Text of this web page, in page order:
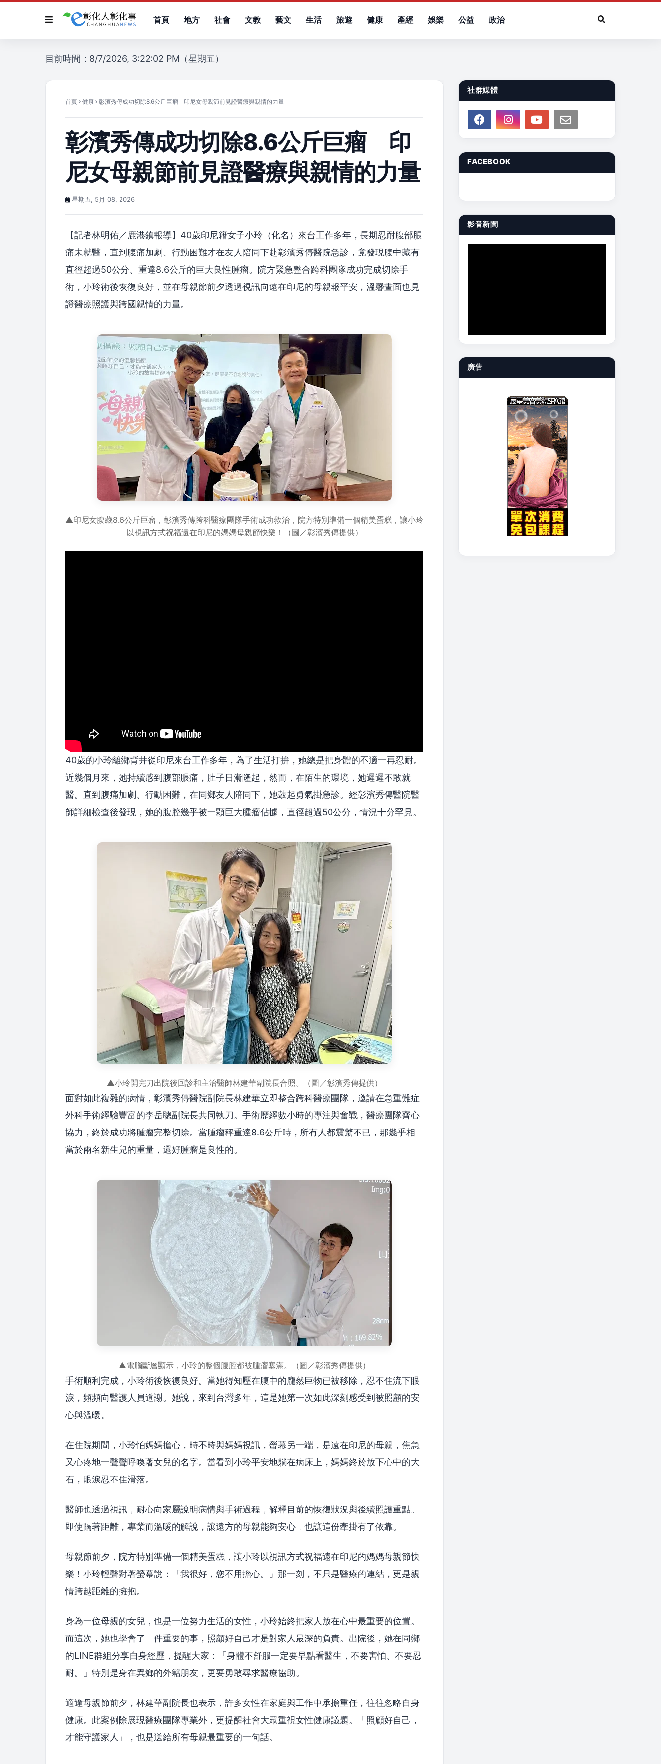
首頁 地方 社會 文教 藝文 生活 旅遊 健康 產經 娛樂 公益 政治
目前時間：8/7/2026, 3:22:02 PM（星期五）
首頁 健康 彰濱秀傳成功切除8.6公斤巨瘤 印尼女母親節前見證醫療與親情的力量
彰濱秀傳成功切除8.6公斤巨瘤 印
尼女母親節前見證醫療與親情的力量
星期五, 5月 08, 2026
【記者林明佑／鹿港鎮報導】40歲印尼籍女子小玲（化名）來台工作多年，長期忍耐腹部脹
痛未就醫，直到腹痛加劇、行動困難才在友人陪同下赴彰濱秀傳醫院急診，竟發現腹中藏有
直徑超過50公分、重達8.6公斤的巨大良性腫瘤。院方緊急整合跨科團隊成功完成切除手
術，小玲術後恢復良好，並在母親節前夕透過視訊向遠在印尼的母親報平安，溫馨畫面也見
證醫療照護與跨國親情的力量。
▲印尼女腹藏8.6公斤巨瘤，彰濱秀傳跨科醫療團隊手術成功救治，院方特別準備一個精美蛋糕，讓小玲
以視訊方式祝福遠在印尼的媽媽母親節快樂！（圖／彰濱秀傳提供）
40歲的小玲離鄉背井從印尼來台工作多年，為了生活打拚，她總是把身體的不適一再忍耐。
近幾個月來，她持續感到腹部脹痛，肚子日漸隆起，然而，在陌生的環境，她遲遲不敢就
醫。直到腹痛加劇、行動困難，在同鄉友人陪同下，她鼓起勇氣掛急診。經彰濱秀傳醫院醫
師詳細檢查後發現，她的腹腔幾乎被一顆巨大腫瘤佔據，直徑超過50公分，情況十分罕見。
▲小玲開完刀出院後回診和主治醫師林建華副院長合照。（圖／彰濱秀傳提供）
面對如此複雜的病情，彰濱秀傳醫院副院長林建華立即整合跨科醫療團隊，邀請在急重難症
外科手術經驗豐富的李岳聰副院長共同執刀。手術歷經數小時的專注與奮戰，醫療團隊齊心
協力，終於成功將腫瘤完整切除。當腫瘤秤重達8.6公斤時，所有人都震驚不已，那幾乎相
當於兩名新生兒的重量，還好腫瘤是良性的。
▲電腦斷層顯示，小玲的整個腹腔都被腫瘤塞滿。（圖／彰濱秀傳提供）
手術順利完成，小玲術後恢復良好。當她得知壓在腹中的龐然巨物已被移除，忍不住流下眼
淚，頻頻向醫護人員道謝。她說，來到台灣多年，這是她第一次如此深刻感受到被照顧的安
心與溫暖。
在住院期間，小玲怕媽媽擔心，時不時與媽媽視訊，螢幕另一端，是遠在印尼的母親，焦急
又心疼地一聲聲呼喚著女兒的名字。當看到小玲平安地躺在病床上，媽媽終於放下心中的大
石，眼淚忍不住滑落。
醫師也透過視訊，耐心向家屬說明病情與手術過程，解釋目前的恢復狀況與後續照護重點。
即使隔著距離，專業而溫暖的解說，讓遠方的母親能夠安心，也讓這份牽掛有了依靠。
母親節前夕，院方特別準備一個精美蛋糕，讓小玲以視訊方式祝福遠在印尼的媽媽母親節快
樂！小玲輕聲對著螢幕說：「我很好，您不用擔心。」那一刻，不只是醫療的連結，更是親
情跨越距離的擁抱。
身為一位母親的女兒，也是一位努力生活的女性，小玲始終把家人放在心中最重要的位置。
而這次，她也學會了一件重要的事，照顧好自己才是對家人最深的負責。出院後，她在同鄉
的LINE群組分享自身經歷，提醒大家：「身體不舒服一定要早點看醫生，不要害怕、不要忍
耐。」特別是身在異鄉的外籍朋友，更要勇敢尋求醫療協助。
適逢母親節前夕，林建華副院長也表示，許多女性在家庭與工作中承擔重任，往往忽略自身
健康。此案例除展現醫療團隊專業外，更提醒社會大眾重視女性健康議題。「照顧好自己，
才能守護家人」，也是送給所有母親最重要的一句話。
社群媒體
FACEBOOK
影音新聞
廣告